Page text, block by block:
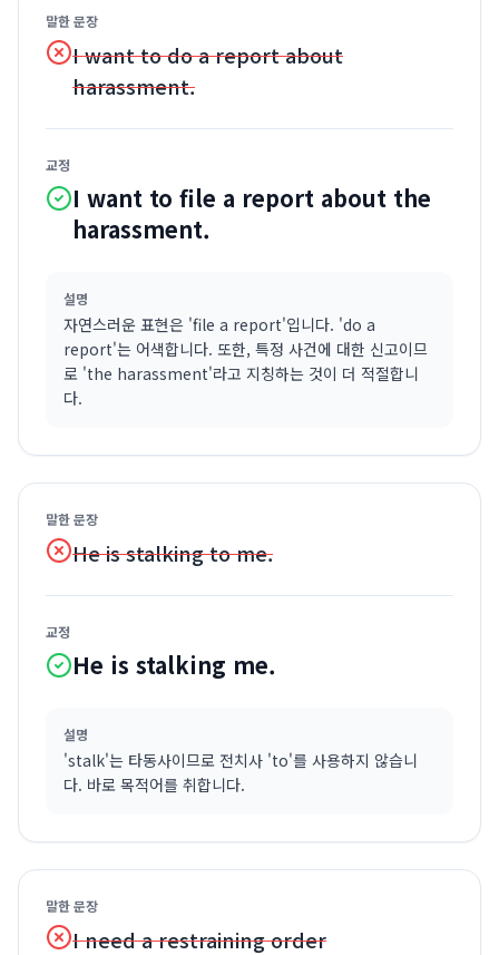
말한 문장
I want to do a report about
harassment.
교정
I want to file a report about the
harassment.
설명
자연스러운 표현은 'file a report'입니다. 'do a
report'는 어색합니다. 또한, 특정 사건에 대한 신고이므
로 'the harassment'라고 지칭하는 것이 더 적절합니
다.
말한 문장
He is stalking to me.
교정
He is stalking me.
설명
'stalk'는 타동사이므로 전치사 'to'를 사용하지 않습니
다. 바로 목적어를 취합니다.
말한 문장
I need a restraining order